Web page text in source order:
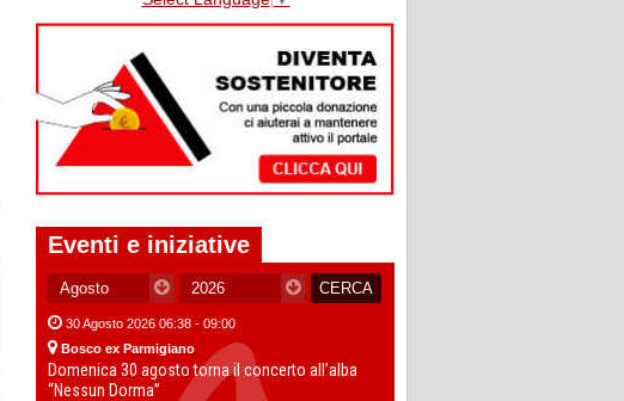
Eventi e iniziative
30 Agosto 2026 06:38 - 09:00
Bosco ex Parmigiano
Domenica 30 agosto torna il concerto all’alba
“Nessun Dorma”